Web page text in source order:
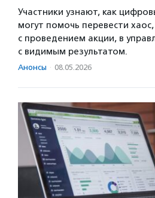
Участники узнают, как
могут помочь перевести
с проведением акции, в
с видимым результатом.
Анонсы · 08.05.2026